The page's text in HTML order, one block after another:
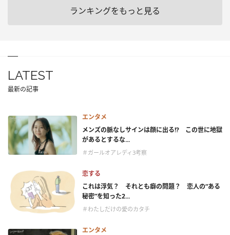
ランキングをもっと見る
LATEST
最新の記事
エンタメ
メンズの脈なしサインは顔に出る!? この世に地獄
があるとするな...
＃ガールオアレディ3考察
恋する
これは浮気？ それとも癖の問題？ 恋人の“ある
秘密”を知った2...
＃わたしだけの愛のカタチ
エンタメ